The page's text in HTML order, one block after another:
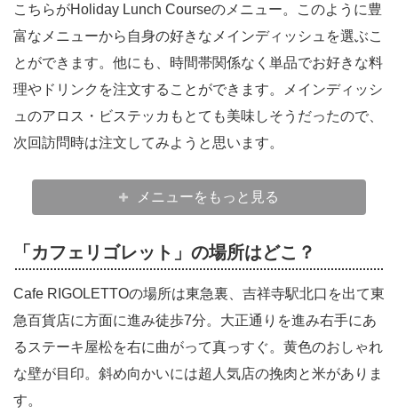
こちらがHoliday Lunch Courseのメニュー。このように豊
富なメニューから自身の好きなメインディッシュを選ぶこ
とができます。他にも、時間帯関係なく単品でお好きな料
理やドリンクを注文することができます。メインディッシ
ュのアロス・ビステッカもとても美味しそうだったので、
次回訪問時は注文してみようと思います。
メニューをもっと見る
「カフェリゴレット」の場所はどこ？
Cafe RIGOLETTOの場所は東急裏、吉祥寺駅北口を出て東
急百貨店に方面に進み徒歩7分。大正通りを進み右手にあ
るステーキ屋松を右に曲がって真っすぐ。黄色のおしゃれ
な壁が目印。斜め向かいには超人気店の挽肉と米がありま
す。